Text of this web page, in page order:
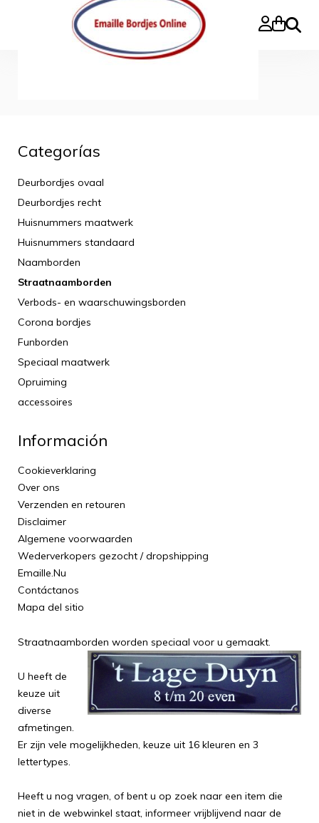
Buscar
Categorías
Deurbordjes ovaal
Deurbordjes recht
Huisnummers maatwerk
Huisnummers standaard
Naamborden
Straatnaamborden
Verbods- en waarschuwingsborden
Corona bordjes
Funborden
Speciaal maatwerk
Opruiming
accessoires
Información
Cookieverklaring
Over ons
Verzenden en retouren
Disclaimer
Algemene voorwaarden
Wederverkopers gezocht / dropshipping
Emaille.Nu
Contáctanos
Mapa del sitio
Straatnaamborden worden speciaal voor u gemaakt.
U heeft de
keuze uit
diverse
afmetingen.
Er zijn vele mogelijkheden, keuze uit 16 kleuren en 3
lettertypes.
Heeft u nog vragen, of bent u op zoek naar een item die
niet in de webwinkel staat, informeer vrijblijvend naar de